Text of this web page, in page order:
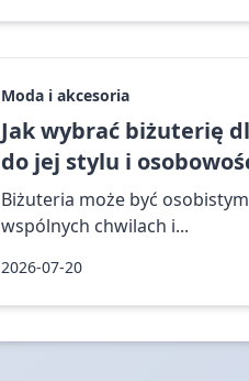
Moda i akcesoria
Jak wybrać biżuterię
do jej stylu i
Biżuteria może być
wspólnych chwilach i...
2026-07-20